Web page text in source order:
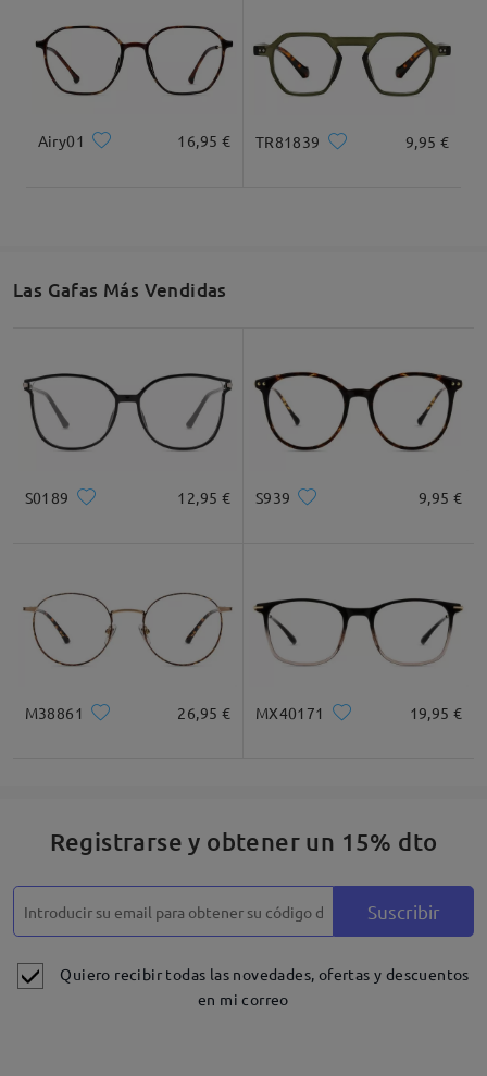
Airy01 16,95 € TR81839 9,95 €
Las Gafas Más Vendidas
S0189 12,95 € S939 9,95 €
M38861 26,95 € MX40171 19,95 €
Registrarse y obtener un 15% dto
Suscribir
Quiero recibir todas las novedades, ofertas y descuentos
en mi correo